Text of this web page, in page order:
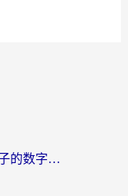
一键回国免费加速器，海外游子的数字归乡路